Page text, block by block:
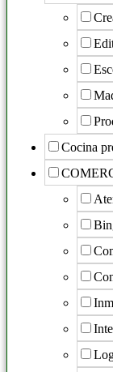
Cocina